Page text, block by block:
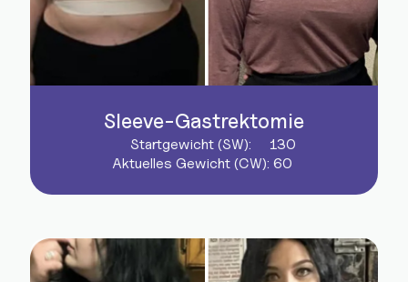
Sleeve-Gastrektomie
Startgewicht (SW):
Aktuelles Gewicht (CW):
130
60